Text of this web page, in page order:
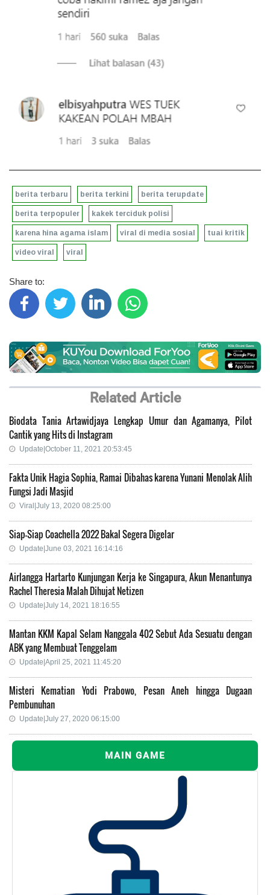
berita terbaru berita terkini berita terupdate
berita terpopuler kakek terciduk polisi
karena hina agama islam viral di media sosial tuai kritik
video viral viral
Share to:
Related Article
Biodata Tania Artawidjaya Lengkap Umur dan Agamanya, Pilot
Cantik yang Hits di Instagram
Update|October 11, 2021 20:53:45
Fakta Unik Hagia Sophia, Ramai Dibahas karena Yunani Menolak Alih
Fungsi Jadi Masjid
Viral|July 13, 2020 08:25:00
Siap-Siap Coachella 2022 Bakal Segera Digelar
Update|June 03, 2021 16:14:16
Airlangga Hartarto Kunjungan Kerja ke Singapura, Akun Menantunya
Rachel Theresia Malah Dihujat Netizen
Update|July 14, 2021 18:16:55
Mantan KKM Kapal Selam Nanggala 402 Sebut Ada Sesuatu dengan
ABK yang Membuat Tenggelam
Update|April 25, 2021 11:45:20
Misteri Kematian Yodi Prabowo, Pesan Aneh hingga Dugaan
Pembunuhan
Update|July 27, 2020 06:15:00
MAIN GAME